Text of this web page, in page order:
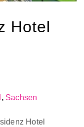
Hotel
, Sachsen
Hotel